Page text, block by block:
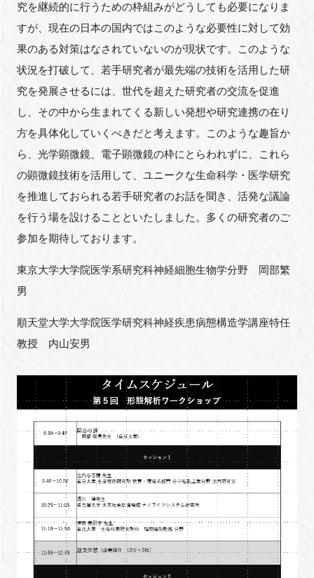
究を継続的に行うための枠組みがどうしても必要になりま
すが、現在の日本の国内ではこのような必要性に対して効
果のある対策はなされていないのが現状です。このような
状況を打破して、若手研究者が最先端の技術を活用した研
究を発展させるには、世代を超えた研究者の交流を促進
し、その中から生まれてくる新しい発想や研究連携の在り
方を具体化していくべきだと考えます。このような趣旨か
ら、光学顕微鏡、電子顕微鏡の枠にとらわれずに、これら
の顕微鏡技術を活用して、ユニークな生命科学・医学研究
を推進しておられる若手研究者のお話を聞き、活発な議論
を行う場を設けることといたしました。多くの研究者のご
参加を期待しております。
東京大学大学院医学系研究科神経細胞生物学分野 岡部繁
男
順天堂大学大学院医学研究科神経疾患病態構造学講座特任
教授 内山安男